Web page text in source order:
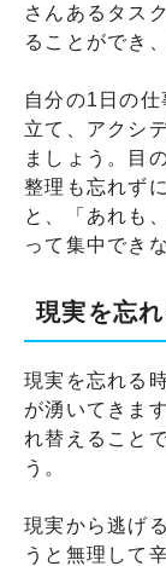
さんあるタス
ることができ
自分の1日の
立て、アクシ
ましょう。目
整理も忘れず
と、「あれも
って集中でき
現実を忘
現実を忘れる
が湧いてきま
れ替えること
う。
現実から逃げ
うと無理して